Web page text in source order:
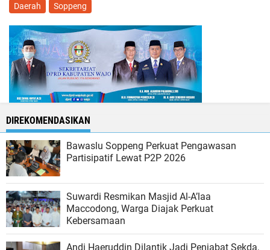
Daerah Soppeng
DIREKOMENDASIKAN
Bawaslu Soppeng Perkuat Pengawasan
Partisipatif Lewat P2P 2026
Suwardi Resmikan Masjid Al-A’laa
Maccodong, Warga Diajak Perkuat
Kebersamaan
Andi Haeruddin Dilantik Jadi Penjabat Sekda,